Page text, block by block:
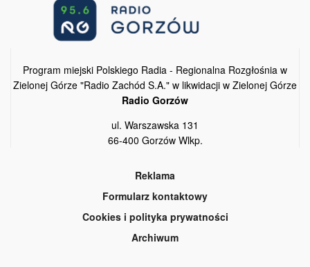
Program miejski Polskiego Radia - Regionalna Rozgłośnia w
Zielonej Górze "Radio Zachód S.A." w likwidacji w Zielonej Górze
Radio Gorzów
ul. Warszawska 131
66-400 Gorzów Wlkp.
Reklama
Formularz kontaktowy
Cookies i polityka prywatności
Archiwum